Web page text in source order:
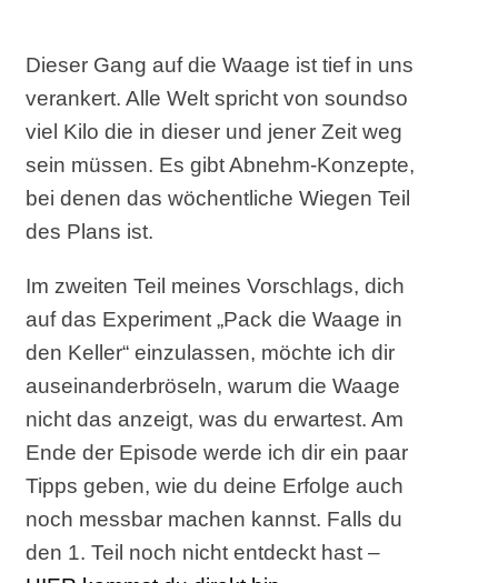
Dieser Gang auf die Waage ist tief in uns
verankert. Alle Welt spricht von soundso
viel Kilo die in dieser und jener Zeit weg
sein müssen. Es gibt Abnehm-Konzepte,
bei denen das wöchentliche Wiegen Teil
des Plans ist.
Im zweiten Teil meines Vorschlags, dich
auf das Experiment „Pack die Waage in
den Keller“ einzulassen, möchte ich dir
auseinanderbröseln, warum die Waage
nicht das anzeigt, was du erwartest. Am
Ende der Episode werde ich dir ein paar
Tipps geben, wie du deine Erfolge auch
noch messbar machen kannst. Falls du
den 1. Teil noch nicht entdeckt hast –